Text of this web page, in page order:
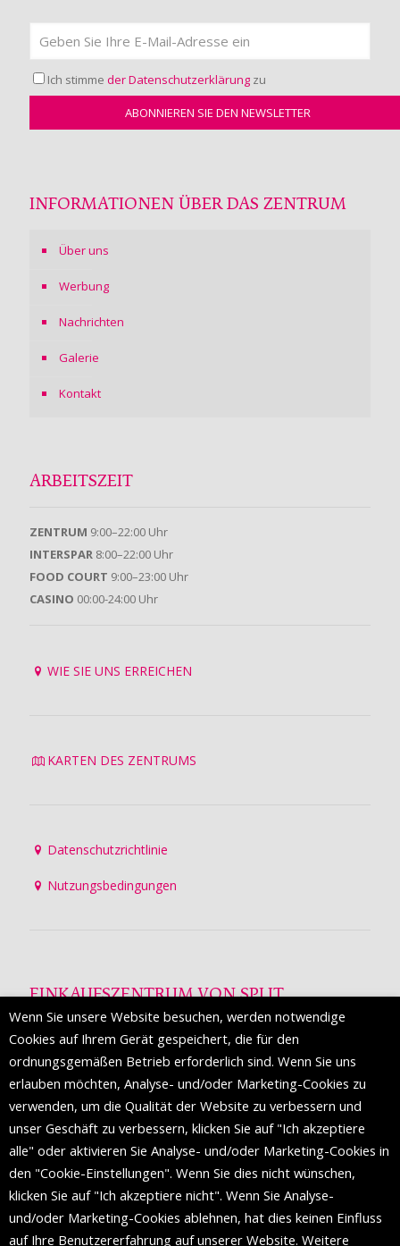
Ich stimme der Datenschutzerklärung zu
INFORMATIONEN ÜBER DAS ZENTRUM
Über uns
Werbung
Nachrichten
Galerie
Kontakt
ARBEITSZEIT
ZENTRUM 9:00–22:00 Uhr
INTERSPAR 8:00–22:00 Uhr
FOOD COURT 9:00–23:00 Uhr
CASINO 00:00-24:00 Uhr
WIE SIE UNS ERREICHEN
KARTEN DES ZENTRUMS
Datenschutzrichtlinie
Nutzungsbedingungen
EINKAUFSZENTRUM VON SPLIT
Die Mall of Split
ist ein prestigeträchtiges Einkaufsziel mit
etwa 200 Einzelhandelsmarken und einer Reihe von
Weltmodemarken, die zum ersten Mal in Split erscheinen.
Wenn Sie unsere Website besuchen, werden notwendige
Cookies auf Ihrem Gerät gespeichert, die für den
ordnungsgemäßen Betrieb erforderlich sind. Wenn Sie uns
erlauben möchten, Analyse- und/oder Marketing-Cookies zu
verwenden, um die Qualität der Website zu verbessern und
unser Geschäft zu verbessern, klicken Sie auf "Ich akzeptiere
alle" oder aktivieren Sie Analyse- und/oder Marketing-Cookies in
den "Cookie-Einstellungen". Wenn Sie dies nicht wünschen,
klicken Sie auf "Ich akzeptiere nicht". Wenn Sie Analyse-
und/oder Marketing-Cookies ablehnen, hat dies keinen Einfluss
auf Ihre Benutzererfahrung auf unserer Website. Weitere